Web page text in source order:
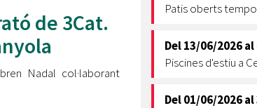
Dades Obertes
Catàleg de Serveis
Mercats Municipals
Webs Municipals
de 3Cat.
Nadal col·laborant
Patis oberts
Del13/06/2026al
Piscines d'estiu a
Del01/06/2026al